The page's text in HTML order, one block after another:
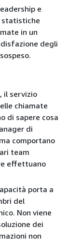
e
statistiche
in un
degli
il servizio
chiamate
di sapere cosa
di
comportano
team
effettuano
porta a
del
Non viene
dei
non